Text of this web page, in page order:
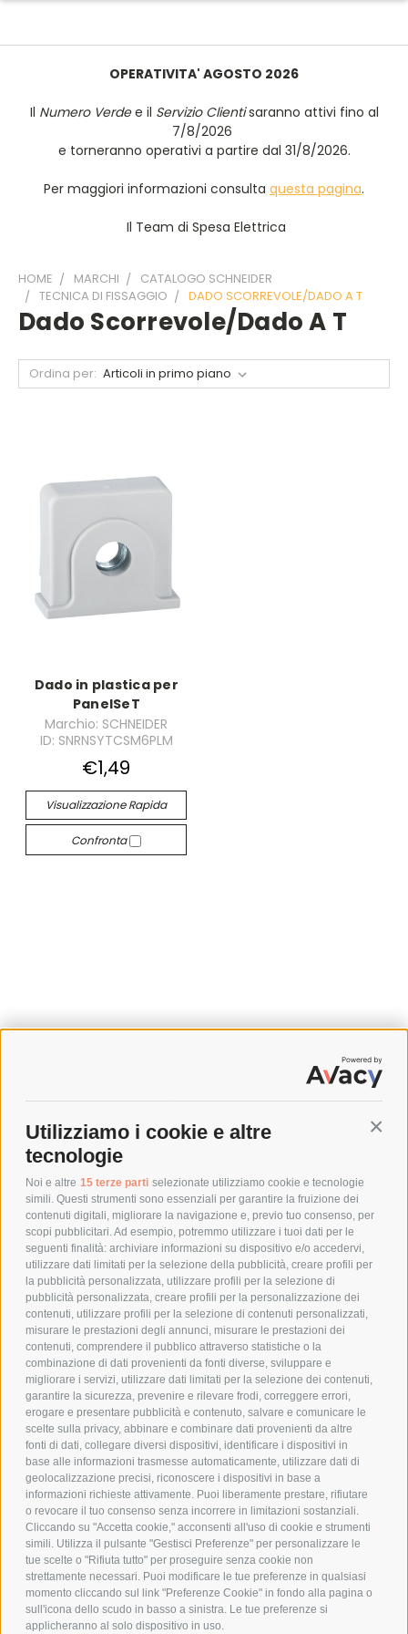
Utilizziamo i cookie e altre
tecnologie
Noi e altre 15 terze parti selezionate utilizziamo cookie e tecnologie
simili. Questi strumenti sono essenziali per garantire la fruizione dei
contenuti digitali, migliorare la navigazione e, previo tuo consenso, per
scopi pubblicitari. Ad esempio, potremmo utilizzare i tuoi dati per le
seguenti finalità: archiviare informazioni su dispositivo e/o accedervi,
utilizzare dati limitati per la selezione della pubblicità, creare profili per
la pubblicità personalizzata, utilizzare profili per la selezione di
pubblicità personalizzata, creare profili per la personalizzazione dei
contenuti, utilizzare profili per la selezione di contenuti personalizzati,
misurare le prestazioni degli annunci, misurare le prestazioni dei
contenuti, comprendere il pubblico attraverso statistiche o la
combinazione di dati provenienti da fonti diverse, sviluppare e
migliorare i servizi, utilizzare dati limitati per la selezione dei contenuti,
garantire la sicurezza, prevenire e rilevare frodi, correggere errori,
erogare e presentare pubblicità e contenuto, salvare e comunicare le
scelte sulla privacy, abbinare e combinare dati provenienti da altre
fonti di dati, collegare diversi dispositivi, identificare i dispositivi in
base alle informazioni trasmesse automaticamente, utilizzare dati di
geolocalizzazione precisi, riconoscere i dispositivi in base a
informazioni richieste attivamente. Puoi liberamente prestare, rifiutare
o revocare il tuo consenso senza incorrere in limitazioni sostanziali.
Cliccando su "Accetta cookie," acconsenti all'uso di cookie e strumenti
simili. Utilizza il pulsante "Gestisci Preferenze" per personalizzare le
tue scelte o "Rifiuta tutto" per proseguire senza cookie non
strettamente necessari. Puoi modificare le tue preferenze in qualsiasi
momento cliccando sul link "Preferenze Cookie" in fondo alla pagina o
sull'icona dello scudo in basso a sinistra. Le tue preferenze si
applicheranno al solo dispositivo in uso.
OPERATIVITA' AGOSTO 2026
Il Numero Verdee il Servizio Clientisaranno attivi fino al
7/8/2026
e torneranno operativi a partire dal 31/8/2026.
Per maggiori informazioni consulta questa pagina.
Il Team di Spesa Elettrica
HOME MARCHI
CATALOGO SCHNEIDER
TECNICA DI FISSAGGIO
DADO SCORREVOLE/DADO A T
Dado Scorrevole/Dado A T
Ordina per:
Dado in plastica per
PanelSeT
Marchio: SCHNEIDER
ID: SNRNSYTCSM6PLM
€1,49
Visualizzazione Rapida
Confronta
SPEDIZIONI
COSTI DI SPEDIZIONE
POLITICA DI RESO
POLICY
PRIVACY POLICY
COOKIE POLICY
PAGAMENTI SICURI
AZIENDA
CHI SIAMO
MARCHI TRATTATI
CONDOMINI
Bonifico
Bancario